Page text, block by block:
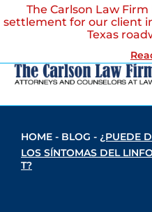
The Carlson Law
settlement for our client
Texas
HOME - BLOG - ¿PUEDE
LOS SÍNTOMAS DEL
T?